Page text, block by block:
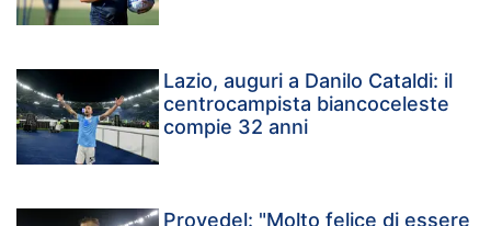
Lazio, auguri a Danilo Cataldi: il
centrocampista biancoceleste
compie 32 anni
Provedel: "Molto felice di essere